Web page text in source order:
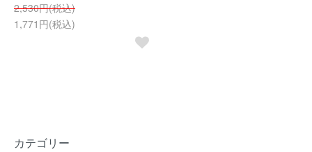
2,530円(税込)
1,771円(税込)
カテゴリー